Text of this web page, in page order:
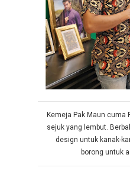
Kemeja Pak Maun cuma
sejuk yang lembut.
design untuk kanak-
borong untuk